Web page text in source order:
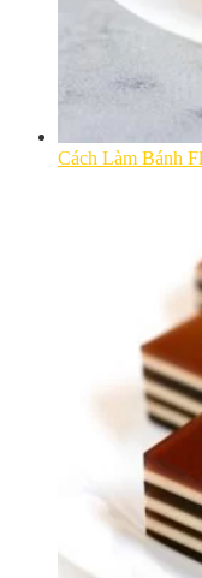
Cách Làm Bánh